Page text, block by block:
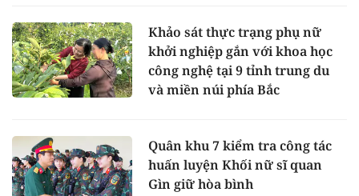
Khảo sát thực trạng phụ nữ
khởi nghiệp gắn với khoa học
công nghệ tại 9 tỉnh trung du
và miền núi phía Bắc
Quân khu 7 kiểm tra công tác
huấn luyện Khối nữ sĩ quan
Gìn giữ hòa bình